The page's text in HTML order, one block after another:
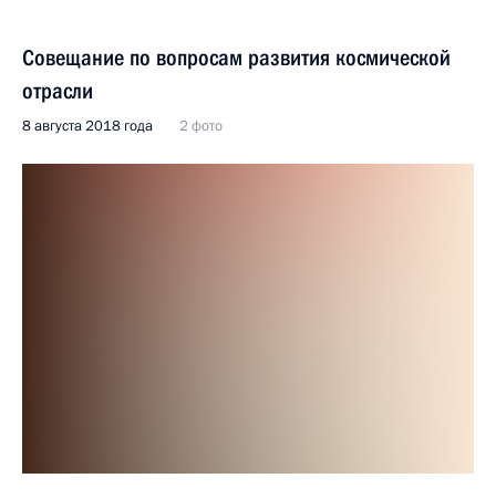
Совещание по вопросам развития космической
отрасли
8 августа 2018 года 2 фото